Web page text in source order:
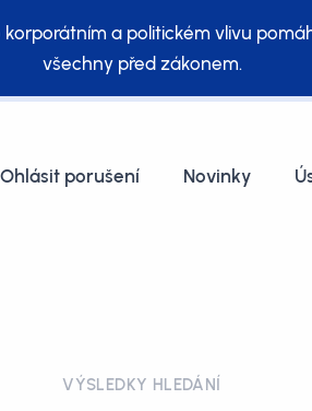
a politickém vlivu
všechny před zákonem.
Ohlásit porušení Novinky
VÝSLEDKY HLEDÁNÍ